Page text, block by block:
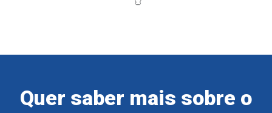
Quer saber mais sobre o